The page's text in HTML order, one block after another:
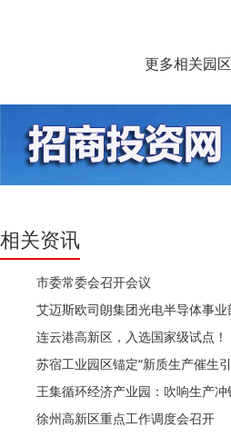
更多相关园
相关资讯
市委常委会召开会议
连云港高新区，入选国家级试点！
徐州高新区重点工作调度会召开